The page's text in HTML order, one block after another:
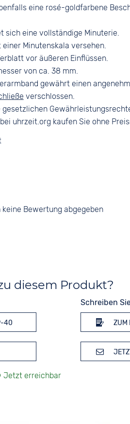
eine rosé-goldfarbene
sich eine vollständige Minuterie.
Minutenskala versehen.
vor äußeren Einflüssen.
von ca. 38 mm.
gewährt einen
verschlossen.
gesetzlichen
uhrzeit.org kaufen Sie ohne
Bewertung abgegeben
diesem Produkt?
40
Schreiben
ZUM